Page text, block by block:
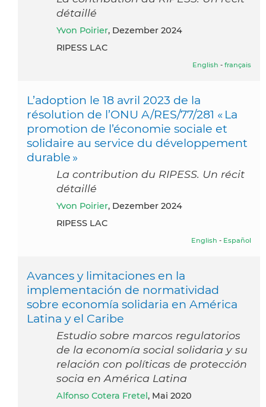
détaillé
Yvon Poirier, Dezember 2024
RIPESS LAC
English - français
L’adoption le 18 avril 2023 de la
résolution de l’ONU A/RES/77/281 « La
promotion de l’économie sociale et
solidaire au service du développement
durable »
La contribution du RIPESS. Un récit
détaillé
Yvon Poirier, Dezember 2024
RIPESS LAC
English - Español
Avances y limitaciones en la
implementación de normatividad
sobre economía solidaria en América
Latina y el Caribe
Estudio sobre marcos regulatorios
de la economía social solidaria y su
relación con políticas de protección
socia en América Latina
Alfonso Cotera Fretel , Mai 2020